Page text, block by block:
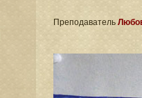
Преподаватель